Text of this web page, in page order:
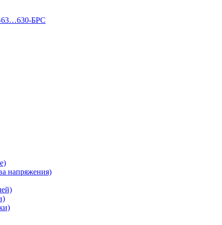
63…630-БРС
напряжения)